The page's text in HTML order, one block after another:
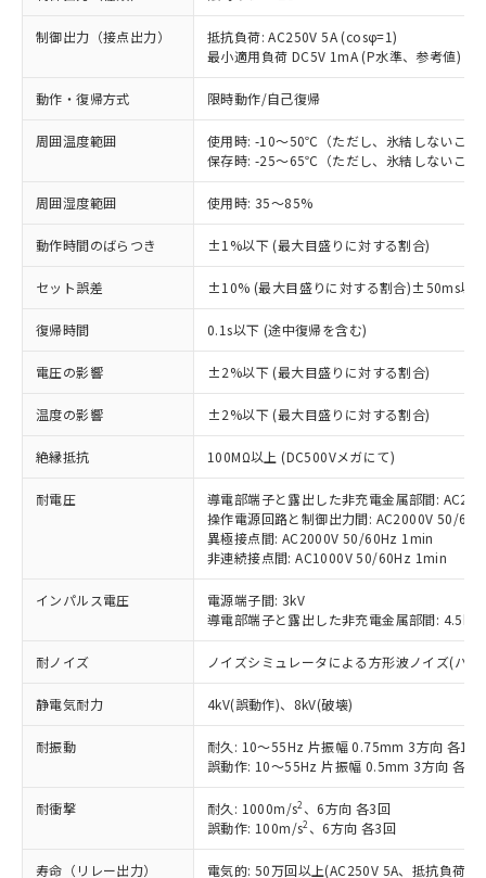
制御出力（接点出力）
抵抗負荷: AC250V 5A (cosφ=1)
最小適用負荷 DC5V 1mA (P水準、参考値)
動作・復帰方式 限時動作/自己復帰
周囲温度範囲
使用時: -10～50℃（ただし、氷結しないこと
保存時: -25～65℃（ただし、氷結しないこと
周囲湿度範囲 使用時: 35～85%
動作時間のばらつき ±1%以下 (最大目盛りに対する割合)
セット誤差 ±10% (最大目盛りに対する割合)±50ms以下
復帰時間 0.1s以下 (途中復帰を含む)
電圧の影響 ±2%以下 (最大目盛りに対する割合)
温度の影響 ±2%以下 (最大目盛りに対する割合)
絶縁抵抗 100MΩ以上 (DC500Vメガにて)
耐電圧
導電部端子と露出した非充電金属部間:
操作電源回路と制御出力間: AC2000V 50/
異極接点間: AC2000V 50/60Hz 1min
非連続接点間: AC1000V 50/60Hz 1min
インパルス電圧
電源端子間: 3kV
導電部端子と露出した非充電金属部間: 4.5kV
耐ノイズ ノイズシミュレータによる方形波ノイズ(パ
静電気耐力 4kV(誤動作)、8kV(破壊)
耐振動
耐久: 10～55Hz 片振幅 0.75mm 3方向 各1h
誤動作: 10～55Hz 片振幅 0.5mm 3方向 各
耐衝撃 耐久: 1000m/s2 、6方向 各3回
誤動作: 100m/s2 、6方向 各3回
寿命（リレー出力） 電気的: 50万回以上(AC250V 5A、抵抗負荷
ご利用条件
以下の条件をお読みいただき、同意のうえ
ご利用ください。
本サービスは、当社制御機器事業取扱
商品の当社在庫状況および標準価格
(税抜)を提供させていただくもので
当社制御機器事業取扱商品の中には、
本サービスの対象外となる商品もある
ことをご了承ください。
在庫状況および標準価格照会結果は、
記載している更新日時点での社内デー
タに基づき作成されるものであり、閲
覧された時点での実際の在庫および標
準価格とは異なる場合があることをご
※1 対応状況
対応済み：EU RoHS指令（10物質）の
非含有に対応した製品が提供可能な商品で
す。
対応予定：EU RoHS指令（10物質）の非含
有に対応した製品に切り替える予定のある
対応予定なし：EU RoHS指令（10物質）の
非含有に非対応の商品で、対応品を出す予
調査・確認中：EU RoHS指令（10物質）の
商品です。
非該当品：ライセンス料など無形物で、有
害物質有無と関係のない商品です。
仕入先様の事情により、非含有部品として
いたものが、含有品と判明した場合などや
むを得ず変更することがあります。
*EU RoHS指令（10物質）：
鉛(Pb) 1000ppm以下、 水銀(Hg) 1000ppm以下、 カド
ミウム(Cd) 100ppm以下、
六価クロム(Cr(Ⅵ)) 1000ppm以下、ポリ臭化ビフェニル
※1 中国RoHS○×表
基準値以下であることを示します。
「×」：最大均質材料含有率が中国RoHSの
基準値を超えていることを示します。
「－」：未確認です。当社販売部門へお問
い合わせください。
*中国RoHS10物質の基準値 (GB/T26572)：
Pb(鉛) :1000ppm、 Hg(水銀) : 1000ppm、 Cd(カドミウ
ム) : 100ppm、
当社は、これら貴社製品のうち、外国
為替および外国貿易法に定める商品
（以下｢規制貨物等」という）を輸出
または国外への提供する場合は、日本
国政府の輸出許可(または役務取引許
可)を取得するなどの必要な手続きを